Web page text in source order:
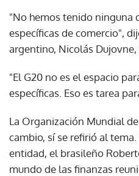
"No hemos tenido ninguna
específicas de comercio",
argentino, Nicolás Dujovne,
"El G20 no es el espacio
específicas. Eso es tarea
La Organización Mundial
cambio, sí se refirió al
entidad, el brasileño
mundo de las finanzas